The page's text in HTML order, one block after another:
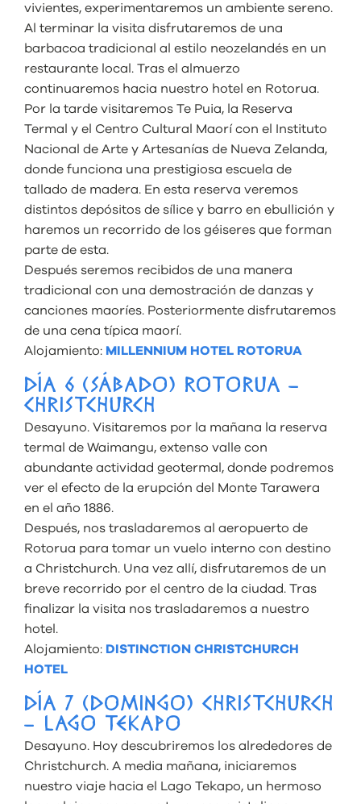
vivientes, experimentaremos un ambiente sereno.
Al terminar la visita disfrutaremos de una
barbacoa tradicional al estilo neozelandés en un
restaurante local. Tras el almuerzo
continuaremos hacia nuestro hotel en Rotorua.
Por la tarde visitaremos Te Puia, la Reserva
Termal y el Centro Cultural Maorí con el Instituto
Nacional de Arte y Artesanías de Nueva Zelanda,
donde funciona una prestigiosa escuela de
tallado de madera. En esta reserva veremos
distintos depósitos de sílice y barro en ebullición y
haremos un recorrido de los géiseres que forman
parte de esta.
Después seremos recibidos de una manera
tradicional con una demostración de danzas y
canciones maoríes. Posteriormente disfrutaremos
de una cena típica maorí.
Alojamiento: MILLENNIUM HOTEL ROTORUA
DÍA 6 (SÁBADO) ROTORUA –
CHRISTCHURCH
Desayuno. Visitaremos por la mañana la reserva
termal de Waimangu, extenso valle con
abundante actividad geotermal, donde podremos
ver el efecto de la erupción del Monte Tarawera
en el año 1886.
Después, nos trasladaremos al aeropuerto de
Rotorua para tomar un vuelo interno con destino
a Christchurch. Una vez allí, disfrutaremos de un
breve recorrido por el centro de la ciudad. Tras
finalizar la visita nos trasladaremos a nuestro
hotel.
Alojamiento: DISTINCTION CHRISTCHURCH
HOTEL
DÍA 7 (DOMINGO) CHRISTCHURCH
– LAGO TEKAPO
Desayuno. Hoy descubriremos los alrededores de
Christchurch. A media mañana, iniciaremos
nuestro viaje hacia el Lago Tekapo, un hermoso